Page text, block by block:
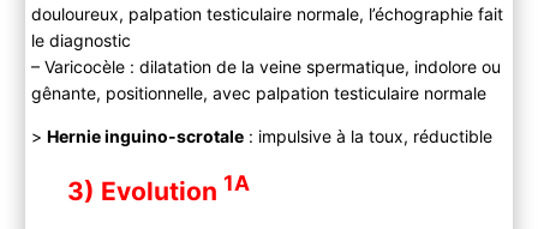
douloureux, palpation testiculaire normale, l’échographie fait
le diagnostic
– Varicocèle : dilatation de la veine spermatique, indolore ou
gênante, positionnelle, avec palpation testiculaire normale
> Hernie inguino-scrotale: impulsive à la toux, réductible
3) Evolution 1A